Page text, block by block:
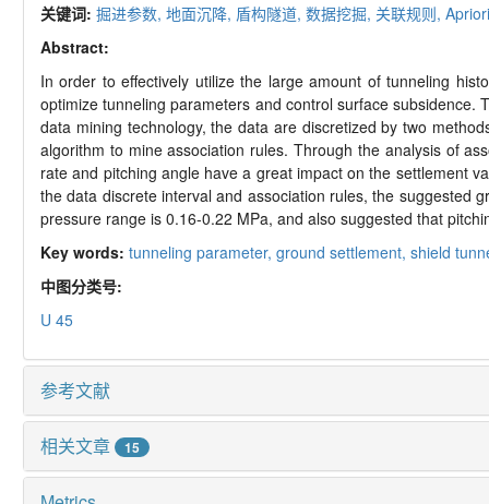
关键词: 掘进参数, 地面沉降, 盾构隧道, 数据挖掘, 关联规则,
Abstract:
In order to effectively utilize the large amount of tunneling
optimize tunneling parameters and control surface
data mining technology, the data are discretized by two
algorithm to mine association rules. Through the analysis of
rate and pitching angle have a great impact on the settlement
the data discrete interval and association rules, the suggested
pressure range is 0.16-0.22 MPa, and also suggested that
Key words: tunneling parameter, ground settlement, shield
中图分类号:
U 45
参考文献
相关文章 15